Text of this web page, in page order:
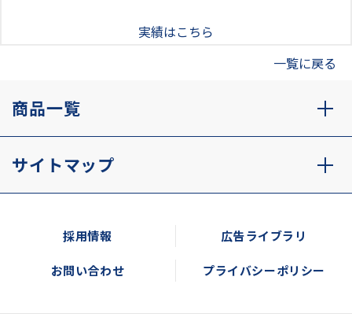
実績はこちら
一覧に戻る
商品一覧
サイトマップ
採用情報 広告ライブラリ
お問い合わせ プライバシーポリシー